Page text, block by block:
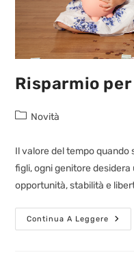
Risparmio
Novità
Il valore del tempo quando
figli, ogni genitore
opportunità, stabilità e
Continua A Leggere